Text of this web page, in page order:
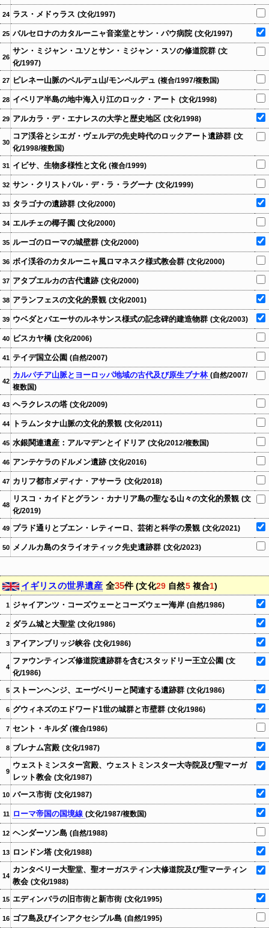
24 ラス・メドゥラス (文化/1997)
25 バルセロナのカタルーニャ音楽堂とサン・パウ病院 (文化/1997)
26
サン・ミジャン・ユソとサン・ミジャン・スソの修道院群 (文
化/1997)
27 ピレネー山脈のペルデュ山/モンペルデュ (複合/1997/複数国)
28 イベリア半島の地中海入り江のロック・アート (文化/1998)
29 アルカラ・デ・エナレスの大学と歴史地区 (文化/1998)
30
コア渓谷とシエガ・ヴェルデの先史時代のロックアート遺跡群 (文
化/1998/複数国)
31 イビサ、生物多様性と文化 (複合/1999)
32 サン・クリストバル・デ・ラ・ラグーナ (文化/1999)
33 タラゴナの遺跡群 (文化/2000)
34 エルチェの椰子園 (文化/2000)
35 ルーゴのローマの城壁群 (文化/2000)
36 ボイ渓谷のカタルーニャ風ロマネスク様式教会群 (文化/2000)
37 アタプエルカの古代遺跡 (文化/2000)
38 アランフェスの文化的景観 (文化/2001)
39 ウベダとバエーサのルネサンス様式の記念碑的建造物群 (文化/2003)
40 ビスカヤ橋 (文化/2006)
41 テイデ国立公園 (自然/2007)
42
カルパチア山脈とヨーロッパ地域の古代及び原生ブナ林 (自然/2007/
複数国)
43 ヘラクレスの塔 (文化/2009)
44 トラムンタナ山脈の文化的景観 (文化/2011)
45 水銀関連遺産：アルマデンとイドリア (文化/2012/複数国)
46 アンテケラのドルメン遺跡 (文化/2016)
47 カリフ都市メディナ・アサーラ (文化/2018)
48
リスコ・カイドとグラン・カナリア島の聖なる山々の文化的景観 (文
化/2019)
49 プラド通りとブエン・レティーロ、芸術と科学の景観 (文化/2021)
50 メノルカ島のタライオティック先史遺跡群 (文化/2023)
イギリスの世界遺産 全35件(文化29 自然5複合1)
1 ジャイアンツ・コーズウェーとコーズウェー海岸 (自然/1986)
2 ダラム城と大聖堂 (文化/1986)
3 アイアンブリッジ峡谷 (文化/1986)
4
ファウンティンズ修道院遺跡群を含むスタッドリー王立公園 (文
化/1986)
5 ストーンヘンジ、エーヴベリーと関連する遺跡群 (文化/1986)
6 グウィネズのエドワード1世の城群と市壁群 (文化/1986)
7 セント・キルダ (複合/1986)
8 ブレナム宮殿 (文化/1987)
9
ウェストミンスター宮殿、ウェストミンスター大寺院及び聖マーガ
レット教会 (文化/1987)
10 バース市街 (文化/1987)
11 ローマ帝国の国境線 (文化/1987/複数国)
12 ヘンダーソン島 (自然/1988)
13 ロンドン塔 (文化/1988)
14
カンタベリー大聖堂、聖オーガスティン大修道院及び聖マーティン
教会 (文化/1988)
15 エディンバラの旧市街と新市街 (文化/1995)
16 ゴフ島及びインアクセシブル島 (自然/1995)